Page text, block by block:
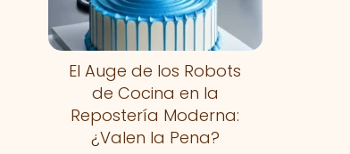
El Auge de los Robots
de Cocina en la
Repostería Moderna:
¿Valen la Pena?